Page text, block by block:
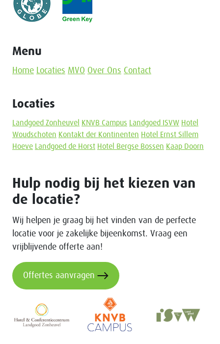
Menu
Home Locaties MVO Over Ons Contact
Locaties
Landgoed Zonheuvel KNVB Campus Landgoed ISVW Hotel
Woudschoten Kontakt der Kontinenten Hotel Ernst Sillem
Hoeve
Landgoed de Horst Hotel Bergse Bossen Kaap Doorn
Hulp nodig bij het kiezen van
de locatie?
Wij helpen je graag bij het vinden van de perfecte
locatie voor je zakelijke bijeenkomst. Vraag een
vrijblijvende offerte aan!
Offertes aanvragen